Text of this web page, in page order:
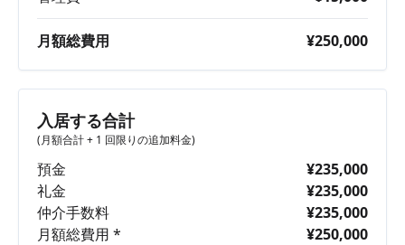
月額総費用 ¥250,000
入居する合計
(月額合計 + 1 回限りの追加料金)
預金
¥235,000
礼金
¥235,000
仲介手数料
¥235,000
月額総費用 *
¥250,000